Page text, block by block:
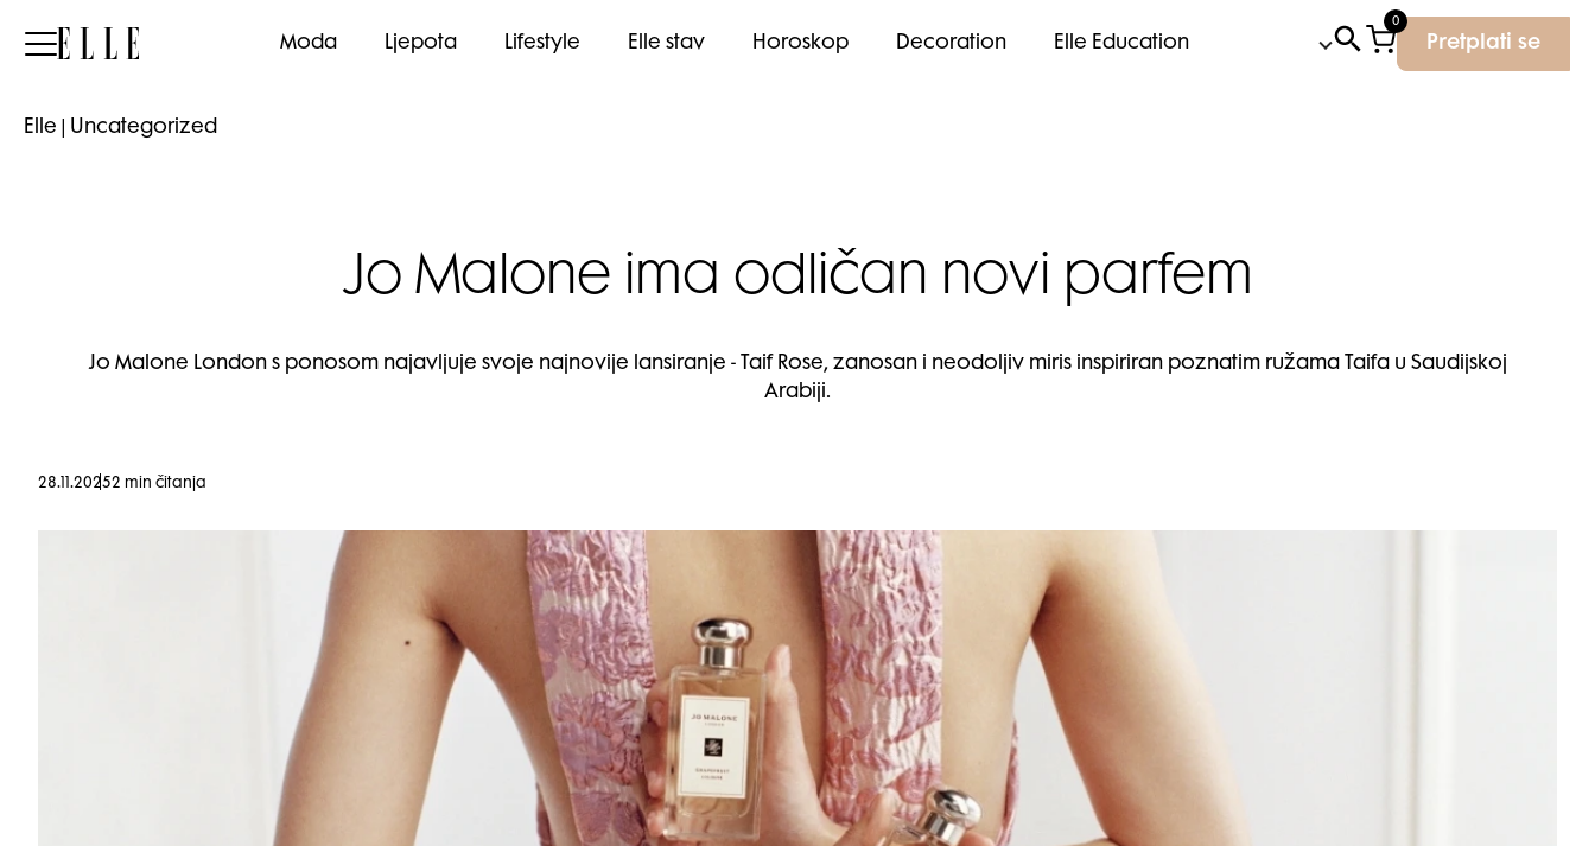
Elle Moda Ljepota Lifestyle Elle stav Horoskop Decoration Elle Education
0
Pretplati se
Elle Uncategorized
Jo Malone ima odličan novi parfem
Jo Malone London s ponosom najavljuje svoje najnovije lansiranje - Taif Rose, zanosan i neodoljiv miris inspiriran poznatim ružama Taifa u Saudijskoj
Arabiji.
28.11.20252 min čitanja